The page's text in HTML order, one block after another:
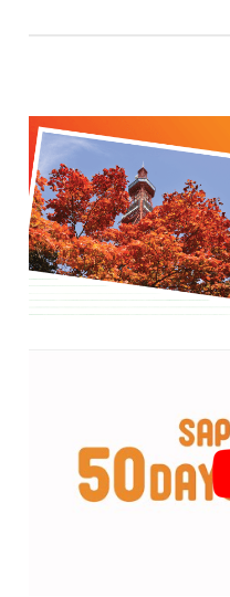
คุณ Chatt
คุณ Chonnatee
คุณ Kanrawee
คุณ Kantika
คุณ Nichapa
คุณ Nutnaree